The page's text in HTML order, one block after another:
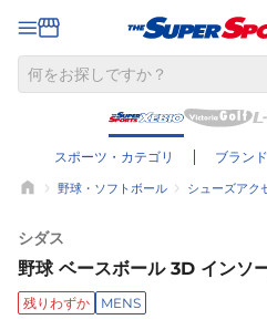
スポーツ・カテゴリ ブランド
野球・ソフトボール シューズアク
シダス
野球 ベースボール 3D インソ
残りわずか MENS